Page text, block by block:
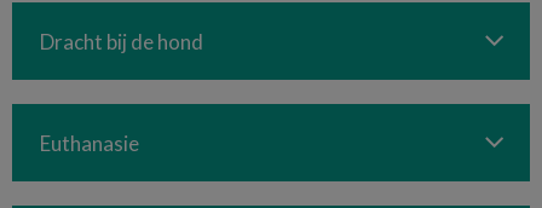
Dracht bij de hond
Euthanasie